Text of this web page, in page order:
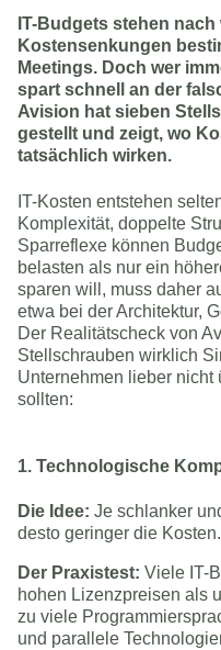
IT-Budgets stehen
Kostensenkungen
Meetings. Doch wer
spart schnell an der
Avision hat sieben
gestellt und zeigt, wo
tatsächlich wirken.
IT-Kosten entstehen
Komplexität, doppelte
Sparreflexe können
belasten als nur ein
sparen will, muss daher
etwa bei der Architektur,
Der Realitätscheck von
Stellschrauben wirklich
Unternehmen lieber nicht
sollten:
1. Technologische
Die Idee: Je schlanker
desto geringer die Kosten.
Der Praxistest: Viele IT-
hohen Lizenzpreisen als
zu viele
und parallele